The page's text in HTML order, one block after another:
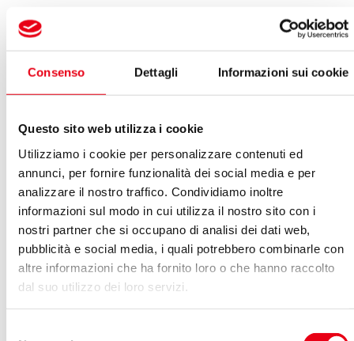
Consenso Dettagli Informazioni sui cookie
Questo sito web utilizza i cookie
Utilizziamo i cookie per personalizzare contenuti ed
annunci, per fornire funzionalità dei social media e per
analizzare il nostro traffico. Condividiamo inoltre
informazioni sul modo in cui utilizza il nostro sito con i
nostri partner che si occupano di analisi dei dati web,
pubblicità e social media, i quali potrebbero combinarle con
altre informazioni che ha fornito loro o che hanno raccolto
dal suo utilizzo dei loro servizi.
Il calendario degli spettacoli del Giglio
Spettacoli in questa settimana
VEDI ARCHIVIO SPETTACOLI
Maggio 2023
Vedi:
Calendario Lista
LUN MAR MER GIO VEN SAB DOM
01
02 03 04 05 06
07
08
09 10 11 12 13
14
15
16 17 18 19 20